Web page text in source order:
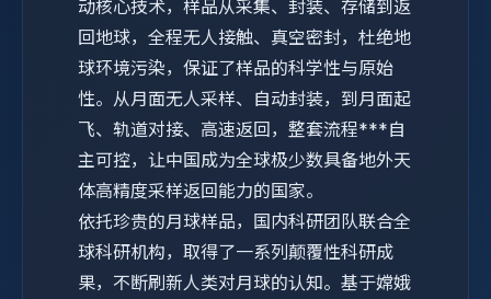
动核心技术，样品从采集、封装、存储到返
回地球，全程无人接触、真空密封，杜绝地
球环境污染，保证了样品的科学性与原始
性。从月面无人采样、自动封装，到月面起
飞、轨道对接、高速返回，整套流程***自
主可控，让中国成为全球极少数具备地外天
体高精度采样返回能力的国家。
依托珍贵的月球样品，国内科研团队联合全
球科研机构，取得了一系列颠覆性科研成
果，不断刷新人类对月球的认知。基于嫦娥